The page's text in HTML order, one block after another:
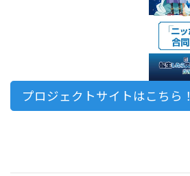
プロジェクトサイトはこちら！